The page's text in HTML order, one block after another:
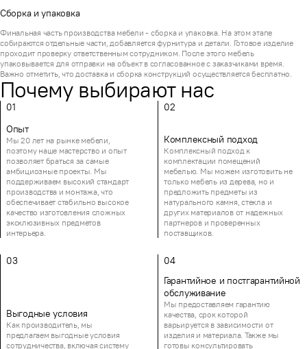
Сборка и упаковка
Финальная часть производства мебели - сборка и упаковка. На этом этапе
собираются отдельные части, добавляется фурнитура и детали. Готовое изделие
проходит проверку ответственным сотрудником. После этого мебель
упаковывается для отправки на объект в согласованное с заказчиками время.
Важно отметить, что доставка и сборка конструкций осуществляется бесплатно.
Почему выбирают нас
01
Опыт
Мы 20 лет на рынке мебели,
поэтому наше мастерство и опыт
позволяет браться за самые
амбициозные проекты. Мы
поддерживаем высокий стандарт
производства и монтажа, что
обеспечивает стабильно высокое
качество изготовления сложных
эксклюзивных предметов
интерьера.
02
Комплексный подход
Комплексный подход к
комплектации помещений
мебелью. Мы можем изготовить не
только мебель из дерева, но и
предложить предметы из
натурального камня, стекла и
других материалов от надежных
партнеров и проверенных
поставщиков.
03
Выгодные условия
Как производитель, мы
предлагаем выгодные условия
сотрудничества, включая систему
04
Гарантийное и постгарантийной
обслуживание
Мы предоставляем гарантию
качества, срок которой
варьируется в зависимости от
изделия и материала. Также мы
готовы консультировать